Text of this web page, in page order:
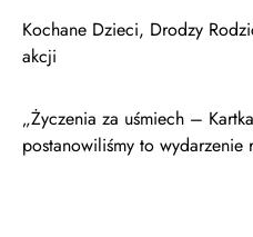
Kochane Dzieci, Drodzy
akcji
„Życzenia za uśmiech –
postanowiliśmy to wydarzenie